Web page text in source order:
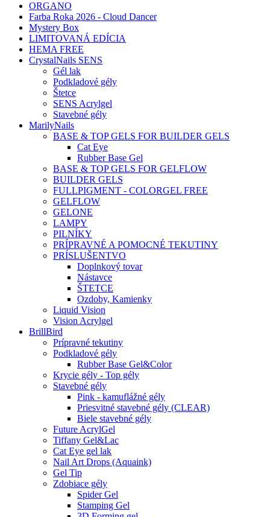
ORGANO
Farba Roka 2026 - Cloud Dancer
Mystery Box
LIMITOVANÁ EDÍCIA
HEMA FREE
CrystalNails SENS
Gél lak
Podkladové gély
Štetce
SENS Acrylgel
Stavebné gély
MarilyNails
BASE & TOP GELS FOR BUILDER GELS
Cat Eye
Rubber Base Gel
BASE & TOP GELS FOR GELFLOW
BUILDER GELS
FULLPIGMENT - COLORGEL FREE
GELFLOW
GELONE
LAMPY
PILNÍKY
PRÍPRAVNÉ A POMOCNÉ TEKUTINY
PRÍSLUŠENTVO
Doplnkový tovar
Nástavce
ŠTETCE
Ozdoby, Kamienky
Liquid Vision
Vision Acrylgel
BrillBird
Prípravné tekutiny
Podkladové gély
Rubber Base Gel&Color
Krycie gély - Top gély
Stavebné gély
Pink - kamuflážné gély
Priesvitné stavebné gély (CLEAR)
Biele stavebné gély
Future AcrylGel
Tiffany Gel&Lac
Cat Eye gel lak
Nail Art Drops (Aquaink)
Gel Tip
Zdobiace gély
Spider Gel
Stamping Gel